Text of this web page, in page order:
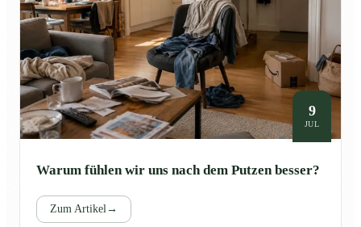
9
JUL
Warum fühlen wir uns nach dem Putzen besser?
Zum Artikel →